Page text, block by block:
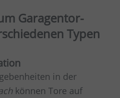
Garagentor-
Typen
in der
können Tore auf